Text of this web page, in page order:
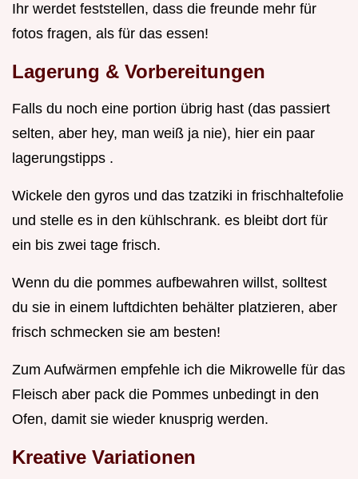
Ihr werdet feststellen, dass die freunde mehr für
fotos fragen, als für das essen!
Lagerung & Vorbereitungen
Falls du noch eine portion übrig hast (das passiert
selten, aber hey, man weiß ja nie), hier ein paar
lagerungstipps .
Wickele den gyros und das tzatziki in frischhaltefolie
und stelle es in den kühlschrank. es bleibt dort für
ein bis zwei tage frisch.
Wenn du die pommes aufbewahren willst, solltest
du sie in einem luftdichten behälter platzieren, aber
frisch schmecken sie am besten!
Zum Aufwärmen empfehle ich die Mikrowelle für das
Fleisch aber pack die Pommes unbedingt in den
Ofen, damit sie wieder knusprig werden.
Kreative Variationen